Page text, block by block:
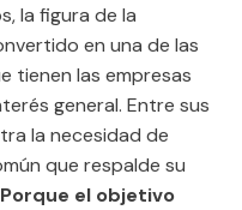
la figura de la
en una de las
tienen las empresas
general. Entre sus
la necesidad de
que respalde su
Porque el objetivo